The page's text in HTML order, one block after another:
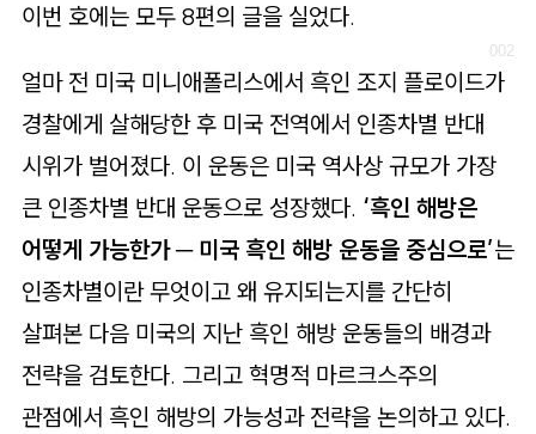
이번 호에는 모두 8편의 글을 실었다.
얼마 전 미국 미니애폴리스에서 흑인 조지 플로이드가
경찰에게 살해당한 후 미국 전역에서 인종차별 반대
시위가 벌어졌다. 이 운동은 미국 역사상 규모가 가장
큰 인종차별 반대 운동으로 성장했다. ‘흑인 해방은
어떻게 가능한가 ─ 미국 흑인 해방 운동을 중심으로’는
인종차별이란 무엇이고 왜 유지되는지를 간단히
살펴본 다음 미국의 지난 흑인 해방 운동들의 배경과
전략을 검토한다. 그리고 혁명적 마르크스주의
관점에서 흑인 해방의 가능성과 전략을 논의하고 있다.